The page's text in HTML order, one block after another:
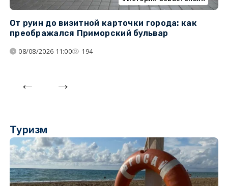
От руин до визитной карточки города: как
преображался Приморский бульвар
08/08/2026 11:00 194
Туризм